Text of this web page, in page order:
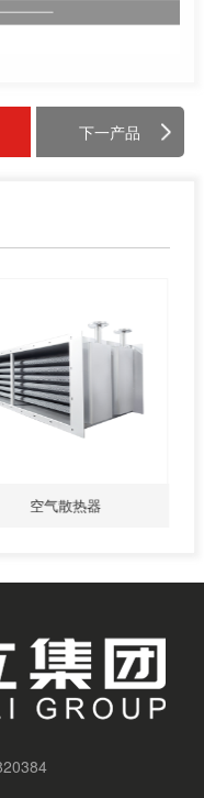
下一产品
空气散热器